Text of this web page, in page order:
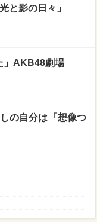
と影の日々」
」AKB48劇場
の自分は「想像つ